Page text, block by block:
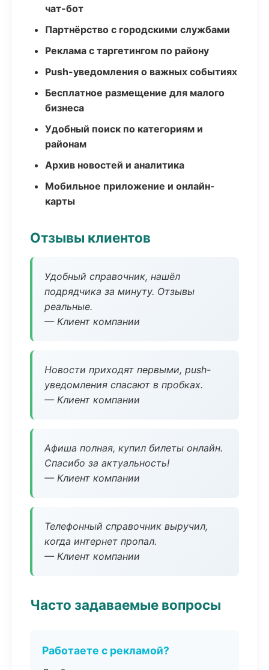
чат-бот
Партнёрство с городскими службами
Реклама с таргетингом по району
Push-уведомления о важных событиях
Бесплатное размещение для малого
бизнеса
Удобный поиск по категориям и
районам
Архив новостей и аналитика
Мобильное приложение и онлайн-
карты
Отзывы клиентов
Удобный справочник, нашёл
подрядчика за минуту. Отзывы
реальные.
— Клиент компании
Новости приходят первыми, push-
уведомления спасают в пробках.
— Клиент компании
Афиша полная, купил билеты онлайн.
Спасибо за актуальность!
— Клиент компании
Телефонный справочник выручил,
когда интернет пропал.
— Клиент компании
Часто задаваемые вопросы
Работаете с рекламой?